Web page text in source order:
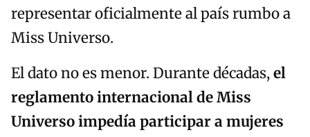
representar oficialmente al país rumbo a
Miss Universo.
El dato no es menor. Durante décadas,el
reglamento internacional de Miss
Universo impedía participar a mujeres